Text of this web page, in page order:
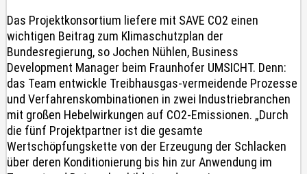
Das Projektkonsortium liefere mit SAVE CO2 einen
wichtigen Beitrag zum Klimaschutzplan der
Bundesregierung, so Jochen Nühlen, Business
Development Manager beim Fraunhofer UMSICHT. Denn:
das Team entwickle Treibhausgas-vermeidende Prozesse
und Verfahrenskombinationen in zwei Industriebranchen
mit großen Hebelwirkungen auf CO2-Emissionen. „Durch
die fünf Projektpartner ist die gesamte
Wertschöpfungskette von der Erzeugung der Schlacken
über deren Konditionierung bis hin zur Anwendung im